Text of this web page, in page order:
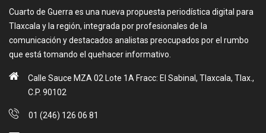
Cuarto de Guerra es una nueva propuesta periodística digital para
Tlaxcala y la región, integrada por profesionales de la
comunicación y destacados analistas preocupados por el rumbo
que está tomando el quehacer informativo.
Calle Sauce MZA 02 Lote 1A Fracc: El Sabinal, Tlaxcala, Tlax.,
C.P. 90102
01 (246) 126 06 81